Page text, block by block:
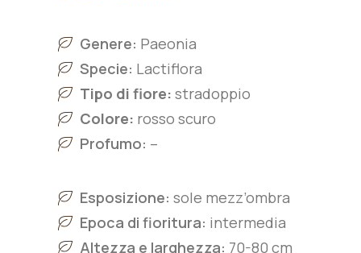
Genere: Paeonia
Specie: Lactiflora
Tipo di fiore: stradoppio
Colore: rosso scuro
Profumo: –
Esposizione: sole mezz’ombra
Epoca di fioritura: intermedia
Altezza e larghezza: 70-80 cm